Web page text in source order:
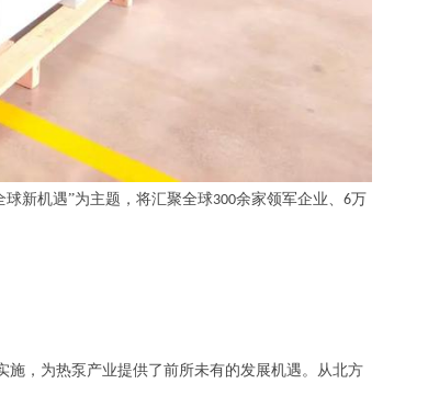
球新机遇”为主题，将汇聚全球300余家领军企业、6万
施，为热泵产业提供了前所未有的发展机遇。从北方